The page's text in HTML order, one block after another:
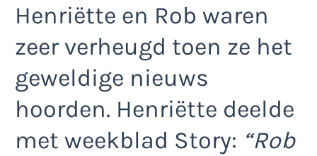
Henriëtte en Rob waren
zeer verheugd toen ze het
geweldige nieuws
hoorden. Henriëtte deelde
met weekblad Story: “Rob